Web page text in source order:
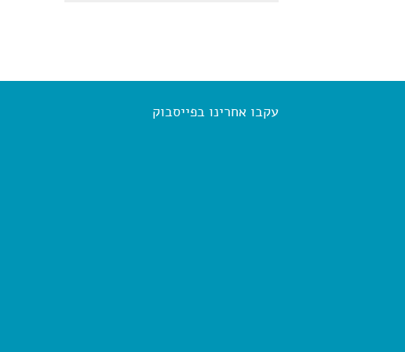
עקבו אחרינו בפייסבוק